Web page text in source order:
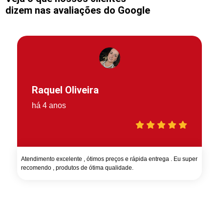
dizem nas avaliações do Google
Raquel Oliveira
há 4 anos
Atendimento excelente , ótimos preços e rápida entrega . Eu super
recomendo , produtos de ótima qualidade.